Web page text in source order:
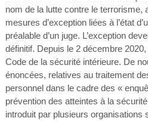
nom de la lutte contre le terrorisme,
mesures d’exception liées à l’état
préalable d’un juge. L’exception
définitif. Depuis le 2 décembre
Code de la sécurité intérieure. De
énoncées, relatives au traitement
personnel dans le cadre des «
prévention des atteintes à la
introduit par plusieurs organisations